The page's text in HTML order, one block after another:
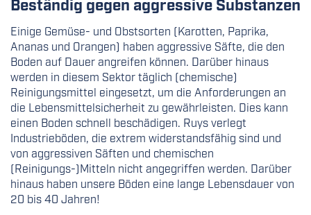
Beständig gegen aggressive Substanzen
Einige Gemüse- und Obstsorten (Karotten, Paprika,
Ananas und Orangen) haben aggressive Säfte, die den
Boden auf Dauer angreifen können. Darüber hinaus
werden in diesem Sektor täglich (chemische)
Reinigungsmittel eingesetzt, um die Anforderungen an
die Lebensmittelsicherheit zu gewährleisten. Dies kann
einen Boden schnell beschädigen. Ruys verlegt
Industrieböden, die extrem widerstandsfähig sind und
von aggressiven Säften und chemischen
(Reinigungs-)Mitteln nicht angegriffen werden. Darüber
hinaus haben unsere Böden eine lange Lebensdauer von
20 bis 40 Jahren!